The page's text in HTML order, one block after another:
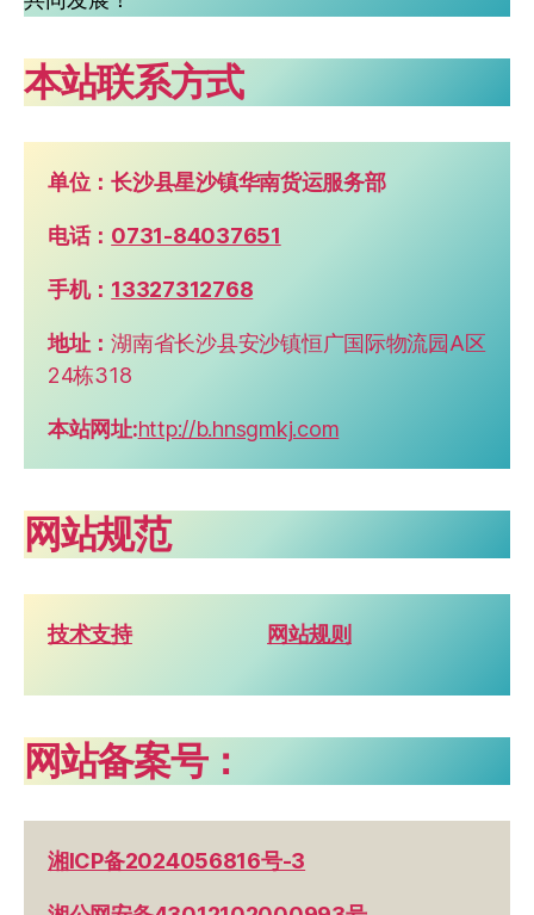
本站联系方式
单位：长沙县星沙镇华南货运服务部
电话： 0731-84037651
手机： 13327312768
地址：湖南省长沙县安沙镇恒广国际物流园A区
24栋318
本站网址:http://b.hnsgmkj.com
网站规范
技术支持 网站规则
网站备案号：
湘ICP备2024056816号-3